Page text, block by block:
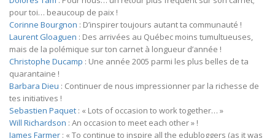
pour toi… beaucoup de paix !
Corinne Bourgnon : D’inspirer toujours autant ta communauté !
Laurent Gloaguen : Des arrivées au Québec moins tumultueuses,
mais de la polémique sur ton carnet à longueur d’année !
Christophe Ducamp : Une année 2005 parmi les plus belles de ta
quarantaine !
Barbara Dieu : Continuer de nous impressionner par la richesse de
tes initiatives !
Sebastien Paquet : « Lots of occasion to work together… »
Will Richardson : An occasion to meet each other » !
James Farmer : « To continue to inspire all the edubloggers (as it was